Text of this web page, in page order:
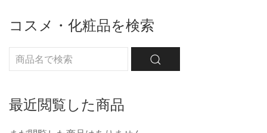
コスメ・化粧品を検索
最近閲覧した商品